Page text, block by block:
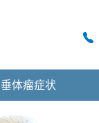
垂体瘤症状